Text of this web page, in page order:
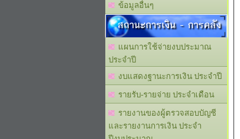
ข้อมูลอื่นๆ
สถานะการเงิน - การคลัง
แผนการใช้จ่ายงบประมาณ
ประจำปี
งบแสดงฐานะการเงิน ประจำปี
รายรับ-รายจ่าย ประจำเดือน
รายงานของผู้ตรวจสอบบัญชี
และรายงานการเงิน ประจำ